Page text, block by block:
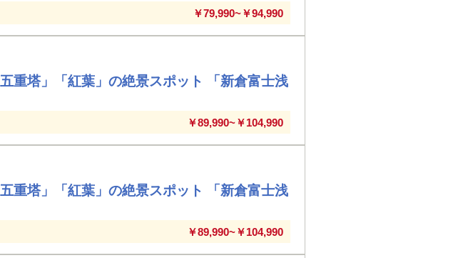
￥79,990~￥94,990
重塔」「紅葉」の絶景スポット 「新倉富士浅
￥89,990~￥104,990
重塔」「紅葉」の絶景スポット 「新倉富士浅
￥89,990~￥104,990